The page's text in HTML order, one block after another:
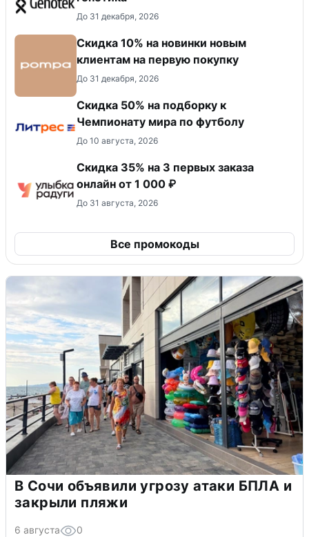
До 31 декабря, 2026
Скидка 10% на новинки новым
клиентам на первую покупку
До 31 декабря, 2026
Скидка 50% на подборку к
Чемпионату мира по футболу
До 10 августа, 2026
Скидка 35% на 3 первых заказа
онлайн от 1 000 ₽
До 31 августа, 2026
Все промокоды
В Сочи объявили угрозу атаки БПЛА и
закрыли пляжи
6 августа 0